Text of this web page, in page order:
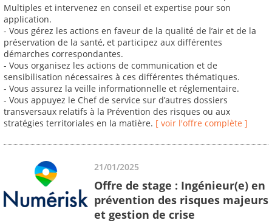
Multiples et intervenez en conseil et expertise pour son
application.
- Vous gérez les actions en faveur de la qualité de l’air et de la
préservation de la santé, et participez aux différentes
démarches correspondantes.
- Vous organisez les actions de communication et de
sensibilisation nécessaires à ces différentes thématiques.
- Vous assurez la veille informationnelle et réglementaire.
- Vous appuyez le Chef de service sur d’autres dossiers
transversaux relatifs à la Prévention des risques ou aux
stratégies territoriales en la matière. [ voir l'offre complète ]
21/01/2025
Offre de stage : Ingénieur(e) en
prévention des risques majeurs
et gestion de crise